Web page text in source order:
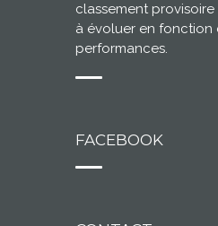
classement
à évoluer en fonction
performances.
FACEBOOK